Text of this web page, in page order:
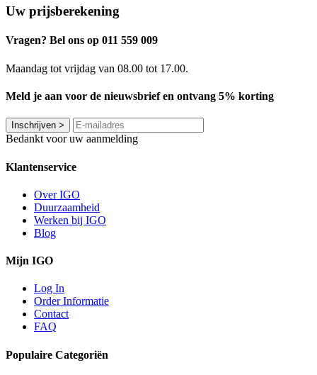
Uw prijsberekening
Vragen? Bel ons op 011 559 009
Maandag tot vrijdag van 08.00 tot 17.00.
Meld je aan voor de nieuwsbrief en ontvang 5% korting
Inschrijven >
Bedankt voor uw aanmelding
Klantenservice
Over IGO
Duurzaamheid
Werken bij IGO
Blog
Mijn IGO
Log In
Order Informatie
Contact
FAQ
Populaire Categoriën